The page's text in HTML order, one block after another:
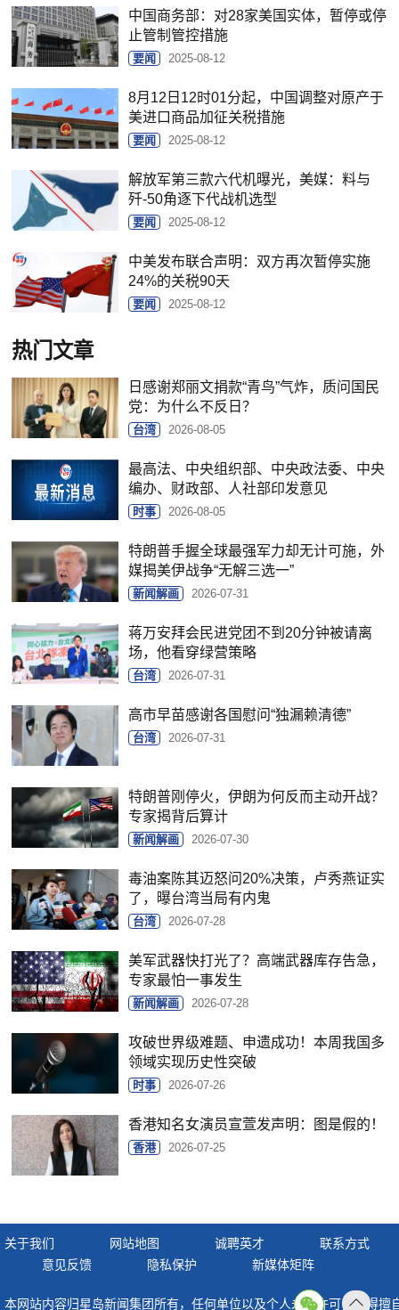
中国商务部：对28家美国实体，暂停或停
止管制管控措施
要闻 2025-08-12
8月12日12时01分起，中国调整对原产于
美进口商品加征关税措施
要闻 2025-08-12
解放军第三款六代机曝光，美媒：料与
歼-50角逐下代战机选型
要闻 2025-08-12
中美发布联合声明：双方再次暂停实施
24%的关税90天
要闻 2025-08-12
热门文章
日感谢郑丽文捐款“青鸟”气炸，质问国民
党：为什么不反日？
台湾 2026-08-05
最高法、中央组织部、中央政法委、中央
编办、财政部、人社部印发意见
时事 2026-08-05
特朗普手握全球最强军力却无计可施，外
媒揭美伊战争“无解三选一”
新闻解画 2026-07-31
蒋万安拜会民进党团不到20分钟被请离
场，他看穿绿营策略
台湾 2026-07-31
高市早苗感谢各国慰问“独漏赖清德”
台湾 2026-07-31
特朗普刚停火，伊朗为何反而主动开战？
专家揭背后算计
新闻解画 2026-07-30
毒油案陈其迈怒问20%决策，卢秀燕证实
了，曝台湾当局有内鬼
台湾 2026-07-28
美军武器快打光了？高端武器库存告急，
专家最怕一事发生
新闻解画 2026-07-28
攻破世界级难题、申遗成功！本周我国多
领域实现历史性突破
时事 2026-07-26
香港知名女演员宣萱发声明：图是假的！
香港 2026-07-25
关于我们 网站地图 诚聘英才
联系方式
意见反馈
隐私保护 新媒体矩阵
本网站内容归星岛新闻集团所有，任何单位以及个人未经许可，不得擅